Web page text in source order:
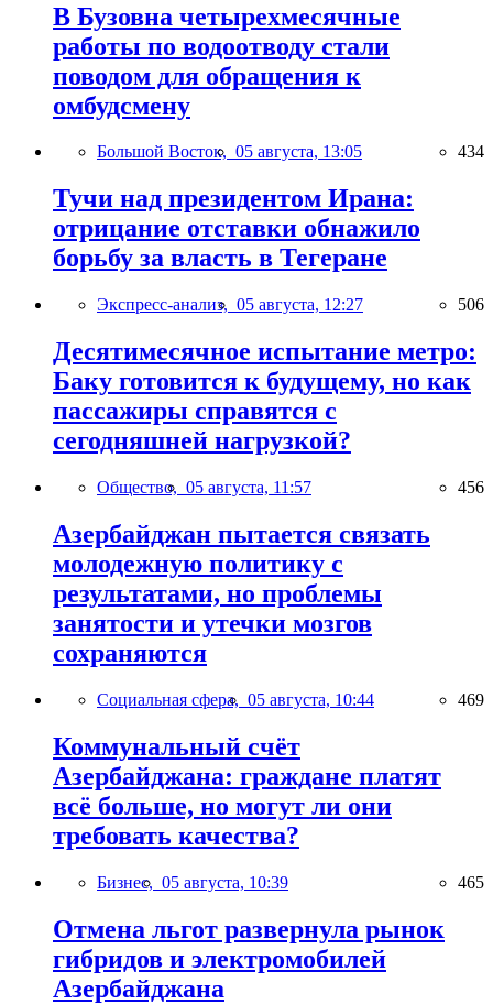
В Бузовна четырехмесячные
работы по водоотводу стали
поводом для обращения к
омбудсмену
Большой Восток, 05 августа, 13:05 434
Тучи над президентом Ирана:
отрицание отставки обнажило
борьбу за власть в Тегеране
Экспресс-анализ, 05 августа, 12:27 506
Десятимесячное испытание метро:
Баку готовится к будущему, но как
пассажиры справятся с
сегодняшней нагрузкой?
Общество, 05 августа, 11:57 456
Азербайджан пытается связать
молодежную политику с
результатами, но проблемы
занятости и утечки мозгов
сохраняются
Социальная сфера, 05 августа, 10:44 469
Коммунальный счёт
Азербайджана: граждане платят
всё больше, но могут ли они
требовать качества?
Бизнес, 05 августа, 10:39 465
Отмена льгот развернула рынок
гибридов и электромобилей
Азербайджана